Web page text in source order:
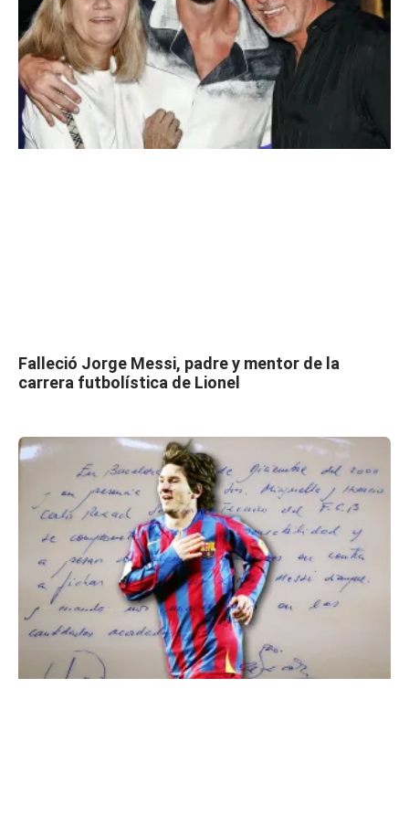
Falleció Jorge Messi, padre y mentor de la
carrera futbolística de Lionel